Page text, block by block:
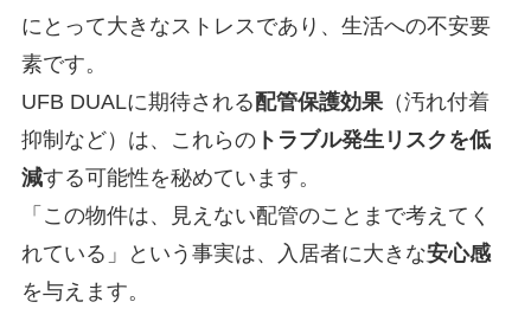
にとって大きなストレスであり、生活への不安要
素です。
UFB DUALに期待される配管保護効果（汚れ付着
抑制など）は、これらのトラブル発生リスクを低
減する可能性を秘めています。
「この物件は、見えない配管のことまで考えてく
れている」という事実は、入居者に大きな安心感
を与えます。